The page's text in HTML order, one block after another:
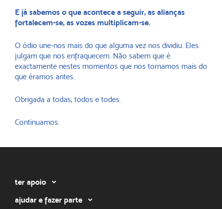
E já sabemos o que acontece a seguir, as alianças
fortalecem-se, as vozes multiplicam-se.
O ódio une-nos mais do que alguma vez nos dividiu. Eles
julgam que nos enfraquecem. Não sabem que é
exactamente nestes momentos que nos tornamos mais do
que éramos antes.
Obrigada a todas, todos e todes.
Continuamos.
ter apoio
ajudar e fazer parte